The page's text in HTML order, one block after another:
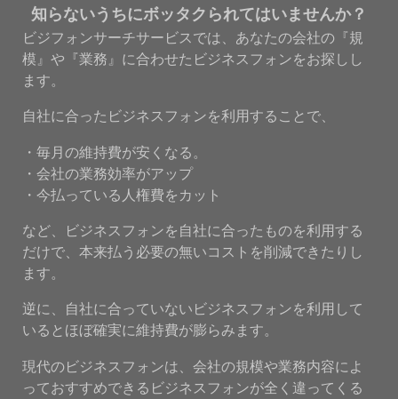
知らないうちにボッタクられてはいませんか？
ビジフォンサーチサービスでは、あなたの会社の『規
模』や『業務』に合わせたビジネスフォンをお探しし
ます。
自社に合ったビジネスフォンを利用することで、
・毎月の維持費が安くなる。
・会社の業務効率がアップ
・今払っている人権費をカット
など、ビジネスフォンを自社に合ったものを利用する
だけで、本来払う必要の無いコストを削減できたりし
ます。
逆に、自社に合っていないビジネスフォンを利用して
いるとほぼ確実に維持費が膨らみます。
現代のビジネスフォンは、会社の規模や業務内容によ
っておすすめできるビジネスフォンが全く違ってくる